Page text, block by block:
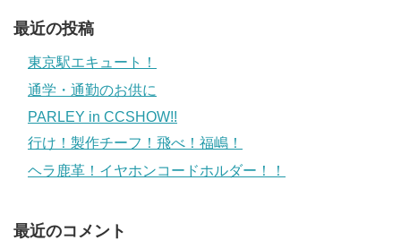
最近の投稿
東京駅エキュート！
通学・通勤のお供に
PARLEY in CCSHOW!!
行け！製作チーフ！飛べ！福嶋！
ヘラ鹿革！イヤホンコードホルダー！！
最近のコメント